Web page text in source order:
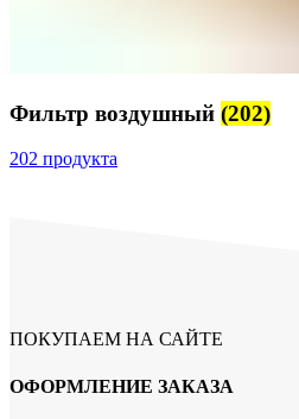
Фильтр воздушный (202)
202 продукта
ПОКУПАЕМ НА САЙТЕ
ОФОРМЛЕНИЕ ЗАКАЗА